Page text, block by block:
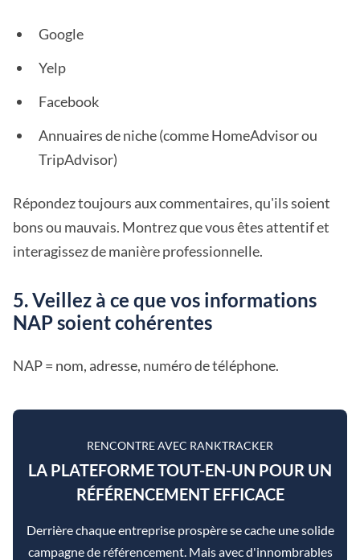
Google
Yelp
Facebook
Annuaires de niche (comme HomeAdvisor ou
TripAdvisor)
Répondez toujours aux commentaires, qu'ils soient
bons ou mauvais. Montrez que vous êtes attentif et
interagissez de manière professionnelle.
5. Veillez à ce que vos informations
NAP soient cohérentes
NAP = nom, adresse, numéro de téléphone.
RENCONTRE AVEC RANKTRACKER
LA PLATEFORME TOUT-EN-UN POUR UN
RÉFÉRENCEMENT EFFICACE
Derrière chaque entreprise prospère se cache une solide
campagne de référencement. Mais avec d'innombrables